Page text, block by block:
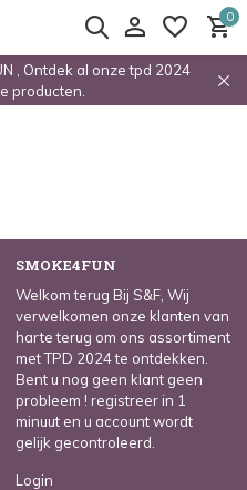
0
, Ontdek al onze tpd 2024
producten.
SMOKE4FUN
Welkom terug Bij S&F, Wij
verwelkomen onze klanten van
harte terug om ons assortiment
met TPD 2024 te ontdekken.
Bent u nog geen klant geen
probleem ! registreer in 1
minuut en u account wordt
gelijk gecontroleerd.
Login